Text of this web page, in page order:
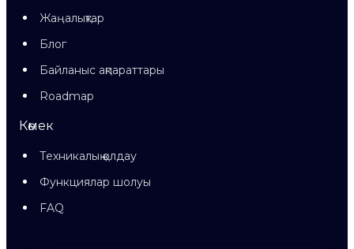
Жаңалықтар
Блог
Байланыс ақпараттары
Roadmap
Көмек
Техникалық қолдау
Функциялар шолуы
FAQ